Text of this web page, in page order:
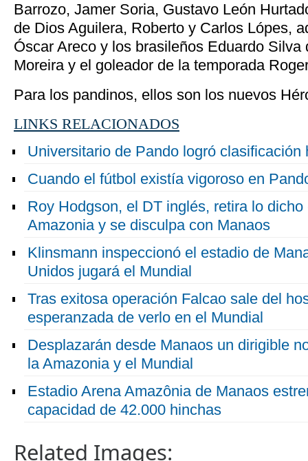
Barrozo, Jamer Soria, Gustavo León
de Dios Aguilera, Roberto y Carlos Lópes,
Óscar Areco y los brasileños Eduardo Silva
Moreira y el goleador de la temporada
Para los pandinos, ellos son los nuevos
LINKS RELACIONADOS
Universitario de Pando logró clasificación
Cuando el fútbol existía vigoroso en
Roy Hodgson, el DT inglés, retira lo
Amazonia y se disculpa con Manaos
Klinsmann inspeccionó el estadio de
Unidos jugará el Mundial
Tras exitosa operación Falcao sale del
esperanzada de verlo en el Mundial
Desplazarán desde Manaos un dirigible
la Amazonia y el Mundial
Estadio Arena Amazônia de Manaos
capacidad de 42.000 hinchas
Related Images: